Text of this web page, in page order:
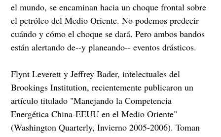
el mundo, se encaminan hacia un choque frontal sobre
el petróleo del Medio Oriente. No podemos predecir
cuándo y cómo el choque se dará. Pero ambos bandos
están alertando de--y planeando-- eventos drásticos.
Flynt Leverett y Jeffrey Bader, intelectuales del
Brookings Institution, recientemente publicaron un
artículo titulado "Manejando la Competencia
Energética China-EEUU en el Medio Oriente"
(Washington Quarterly, Invierno 2005-2006). Toman